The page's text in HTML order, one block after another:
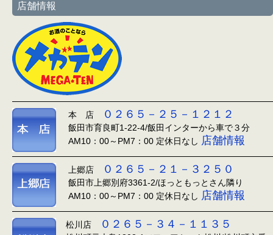
店舗情報
本 店 ０２６５－２５－１２１２
飯田市育良町1-22-4/飯田インターから車で３分
AM10：00～PM7：00 定休日なし 店舗情報
上郷店 ０２６５－２１－３２５０
飯田市上郷別府3361-2/ほっともっとさん隣り
AM10：00～PM7：00 定休日なし 店舗情報
松川店 ０２６５－３４－１１３５